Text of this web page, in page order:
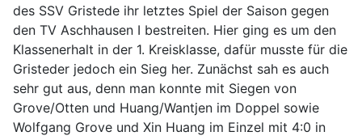
des SSV Gristede ihr letztes Spiel der Saison gegen
den TV Aschhausen I bestreiten. Hier ging es um den
Klassenerhalt in der 1. Kreisklasse, dafür musste für die
Gristeder jedoch ein Sieg her. Zunächst sah es auch
sehr gut aus, denn man konnte mit Siegen von
Grove/Otten und Huang/Wantjen im Doppel sowie
Wolfgang Grove und Xin Huang im Einzel mit 4:0 in